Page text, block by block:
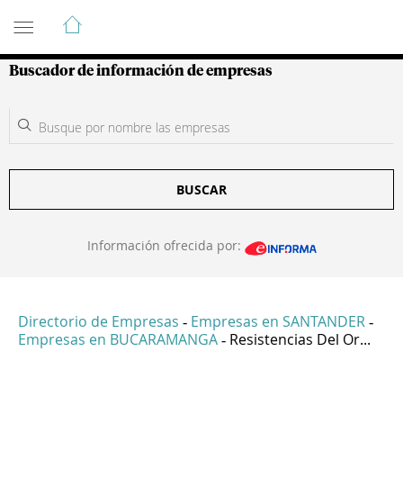
Guía de Empresas Colombianas
Buscador de información de empresas
BUSCAR
Información ofrecida por:
Directorio de Empresas - Empresas en SANTANDER -
Empresas en BUCARAMANGA - Resistencias Del Or...